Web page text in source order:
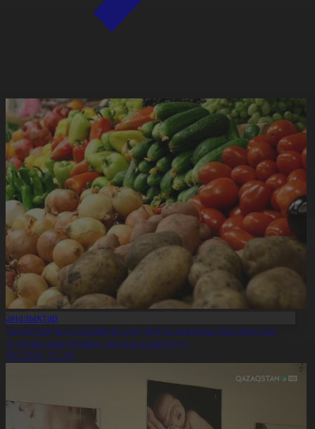
Қазақстанда апта ішінде әлеуметтік маңызы бар бірқатар
түлік өнімдерінің бағасы төмендеді
11:24